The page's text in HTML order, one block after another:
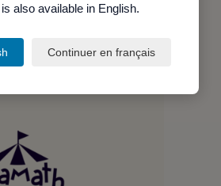
also available in English.
Continuer en français